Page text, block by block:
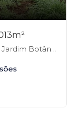
Brasília-DF